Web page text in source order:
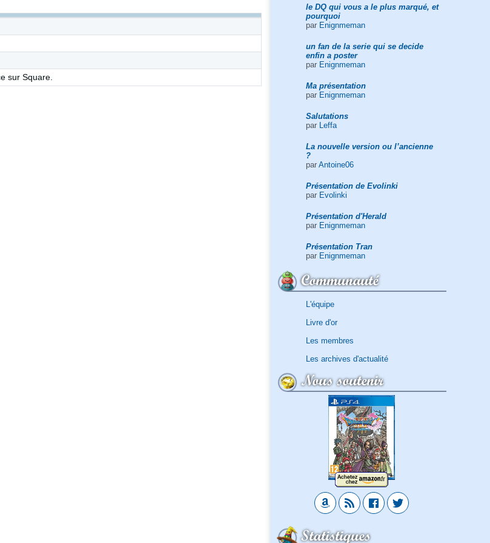
le DQ qui vous a le plus marqué, et
pourquoi
par Enignmeman
un fan de la serie qui se decide
enfin a poster
par Enignmeman
Ma présentation
par Enignmeman
Salutations
par
Leffa
La nouvelle version ou l’ancienne
?
par Antoine06
Présentation de Evolinki
par Evolinki
Présentation d'Herald
par Enignmeman
Présentation Tran
par Enignmeman
Communauté
L'équipe
Livre d'or
Les membres
Les archives d'actualité
Nous soutenir
Statistiques
sur Square.